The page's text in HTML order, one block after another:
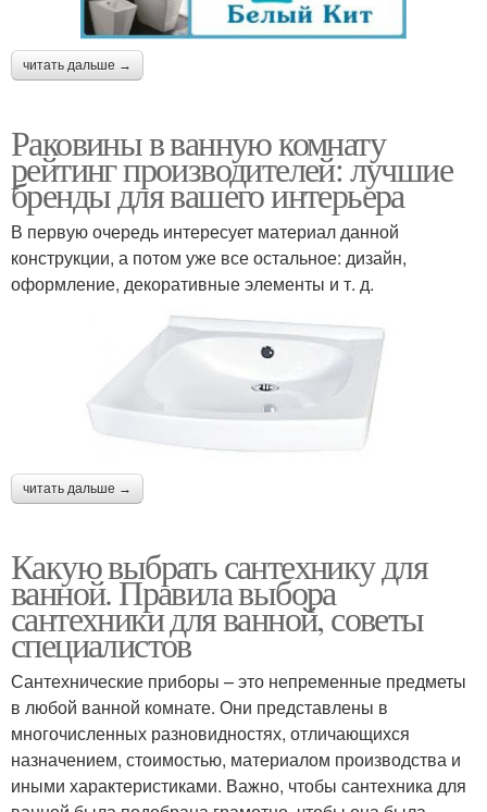
читать дальше →
Раковины в ванную комнату
рейтинг производителей: лучшие
бренды для вашего интерьера
В первую очередь интересует материал данной
конструкции, а потом уже все остальное: дизайн,
оформление, декоративные элементы и т. д.
читать дальше →
Какую выбрать сантехнику для
ванной. Правила выбора
сантехники для ванной, советы
специалистов
Сантехнические приборы – это непременные предметы
в любой ванной комнате. Они представлены в
многочисленных разновидностях, отличающихся
назначением, стоимостью, материалом производства и
иными характеристиками. Важно, чтобы сантехника для